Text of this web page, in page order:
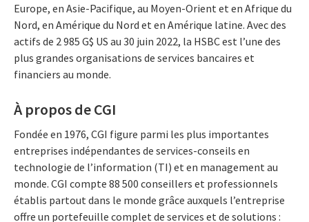
Europe, en Asie-Pacifique, au Moyen-Orient et en Afrique du
Nord, en Amérique du Nord et en Amérique latine. Avec des
actifs de 2 985 G$ US au 30 juin 2022, la HSBC est l’une des
plus grandes organisations de services bancaires et
financiers au monde.
À propos de CGI
Fondée en 1976, CGI figure parmi les plus importantes
entreprises indépendantes de services-conseils en
technologie de l’information (TI) et en management au
monde. CGI compte 88 500 conseillers et professionnels
établis partout dans le monde grâce auxquels l’entreprise
offre un portefeuille complet de services et de solutions :